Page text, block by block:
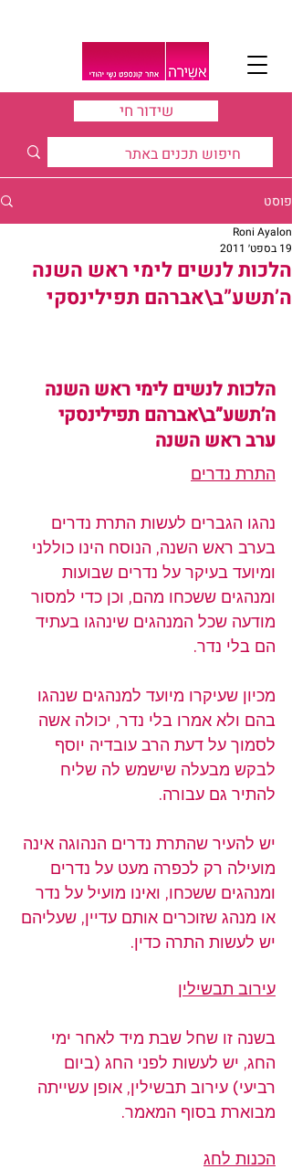
שידור חי
פוסט
הלכות לנשים לימי ראש השנה
ה’תשע”ב\אברהם תפילינסקי
Roni Ayalon
19 בספט׳ 2011
הלכות לנשים לימי ראש השנה
ה’תשע”ב\אברהם תפילינסקי
ערב ראש השנה
התרת נדרים
נהגו הגברים לעשות התרת נדרים
בערב ראש השנה, הנוסח הינו כוללני
ומיועד בעיקר על נדרים שבועות
ומנהגים ששכחו מהם, וכן כדי למסור
מודעה שכל המנהגים שינהגו בעתיד
הם בלי נדר.
מכיון שעיקרו מיועד למנהגים שנהגו
בהם ולא אמרו בלי נדר, יכולה אשה
לסמוך על דעת הרב עובדיה יוסף
לבקש מבעלה שישמש לה שליח
להתיר גם עבורה.
יש להעיר שהתרת נדרים הנהוגה אינה
מועילה רק לכפרה מעט על נדרים
ומנהגים ששכחו, ואינו מועיל על נדר
או מנהג שזוכרים אותם עדיין, שעליהם
יש לעשות התרה כדין.
עירוב תבשילין
בשנה זו שחל שבת מיד לאחר ימי
החג, יש לעשות לפני החג (ביום
רביעי) עירוב תבשילין, אופן עשייתה
מבוארת בסוף המאמר.
הכנות לחג